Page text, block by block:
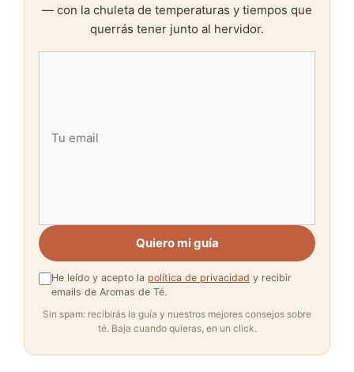
— con la chuleta de temperaturas y tiempos que
querrás tener junto al hervidor.
Quiero mi guía
He leído y acepto la política de privacidad y recibir
emails de Aromas de Té.
Sin spam: recibirás la guía y nuestros mejores consejos sobre
té. Baja cuando quieras, en un click.